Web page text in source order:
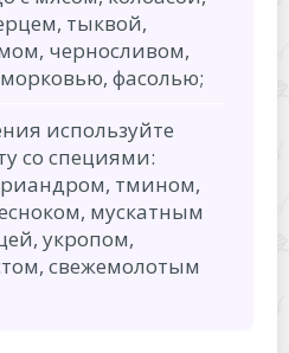
тыквой,
черносливом,
фасолью;
используйте
со специями:
тмином,
мускатным
укропом,
свежемолотым